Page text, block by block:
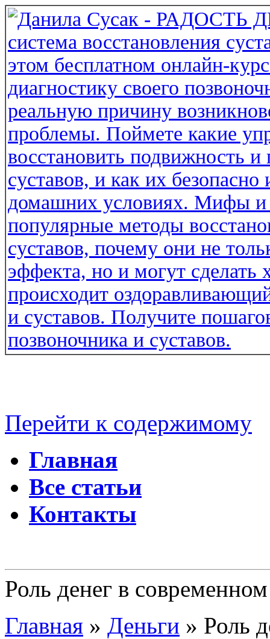
Перейти к содержимому
Главная
Все статьи
Контакты
Роль денег в
Главная » Деньги » Роль